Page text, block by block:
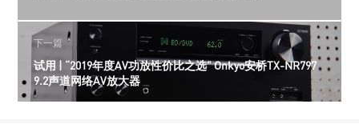
下一篇
试用 | “2019年度AV功放性价比之选” Onkyo安桥TX-NR797
9.2声道网络AV放大器